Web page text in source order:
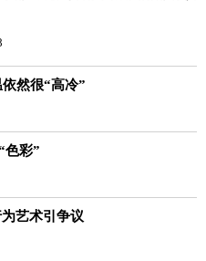
然很“高冷”
色彩”
艺术引争议